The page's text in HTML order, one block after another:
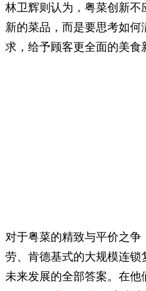
林卫辉则认为，粤菜创新不
新的菜品，而是要思考如何
求，给予顾客更全面的美食
对于粤菜的精致与平价之争
劳、肯德基式的大规模连锁
未来发展的全部答案。在他